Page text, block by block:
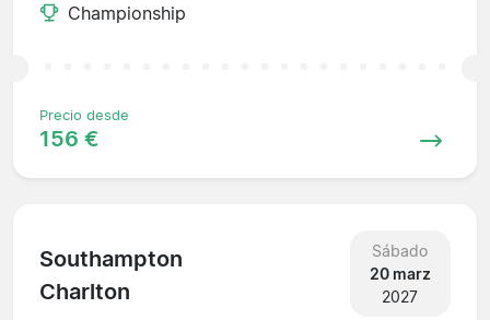
Championship
Precio desde
156 €
Southampton
Charlton
Sábado
20 marz
2027